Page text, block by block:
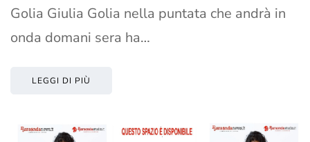
Golia Giulia Golia nella puntata che andrà in
onda domani sera ha…
LEGGI DI PIÙ